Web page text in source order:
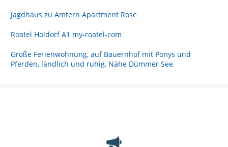
Jagdhaus zu Amtern Apartment Rose
Roatel Holdorf A1 my-roatel-com
Große Ferienwohnung, auf Bauernhof mit Ponys und
Pferden, ländlich und ruhig, Nähe Dümmer See